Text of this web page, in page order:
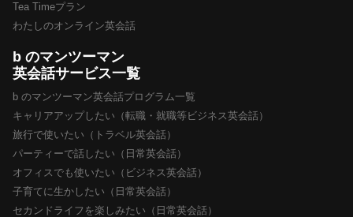
Tea Timeプラン
わたしのオンライン英会話
b のマンツーマン
英会話サービス一覧
b のマンツーマン英会話プログラム一覧
キャリアアップしたい（転職・就職等ビジネス英会話）
旅行で使いたい（トラベル英会話）
パーティーで話したい（日常英会話）
オフィスでも使いたい（ビジネス英会話）
子育てに生かしたい（日常英会話）
セカンドライフを楽しみたい（日常英会話）